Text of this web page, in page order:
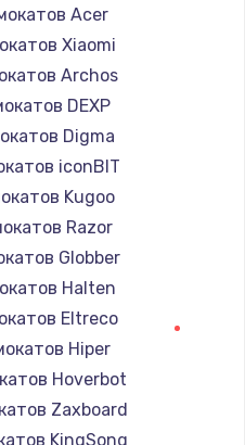
Acer
Xiaomi
Archos
DEXP
Digma
iconBIT
Kugoo
Razor
Globber
Halten
Eltreco
Hiper
Hoverbot
Zaxboard
KingSong